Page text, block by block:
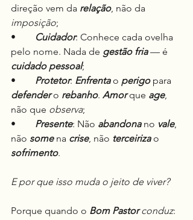
direção vem da relação, não da
imposição;
Cuidador: Conhece cada ovelha
pelo nome. Nada de gestão fria — é
cuidado pessoal;
Protetor: Enfrenta o perigo para
defender o rebanho. Amor que age,
não que observa;
Presente: Não abandona no vale,
não some na crise, não terceiriza o
sofrimento.
E por que isso muda o jeito de viver?
Porque quando o Bom Pastor conduz: